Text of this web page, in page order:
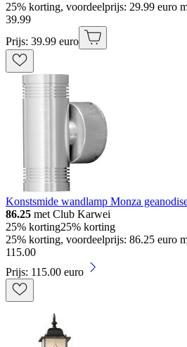
25% korting, voordeelprijs: 29.99 euro
39.99
Prijs: 39.99 euro
Konstsmide wandlamp Monza
86.25 met Club Karwei
25% korting25% korting
25% korting, voordeelprijs: 86.25 euro
115.00
Prijs: 115.00 euro